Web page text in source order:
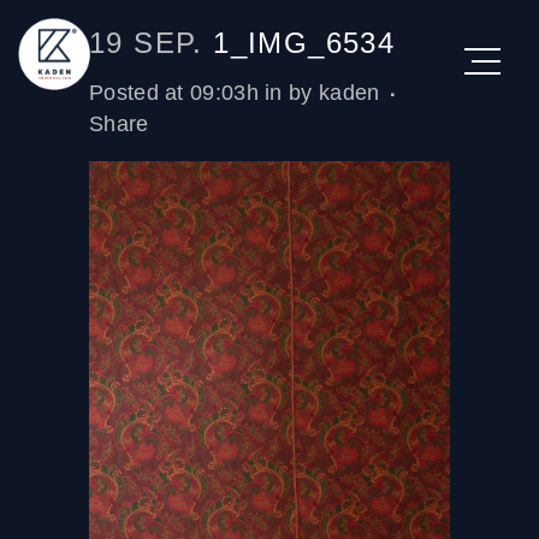
19 SEP. 1_IMG_6534
Posted at 09:03h in by kaden
Share